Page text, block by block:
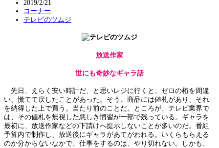
2019/2/21
コーナー
テレビのツムジ
放送作家
世にも奇妙なギャラ話
先日、えらく安い時計だ、と思いレジに行くと、ゼロの桁を間違
い、慌てて戻したことがあった。そう、商品には値札があり、それ
を納得した上で買う。当たり前のことだ。ところが、テレビ業界で
は、その値札を無視した悪しき慣習が一部で残っている。ギャラを
最初に、放送作家などの下請けへ提示しないことが多いのだ。番組
予算内で制作し、放送後にギャラがあてがわれる。いくらもらえる
のか分からないなかで、仕事をするのは、やり切れない。しかも、